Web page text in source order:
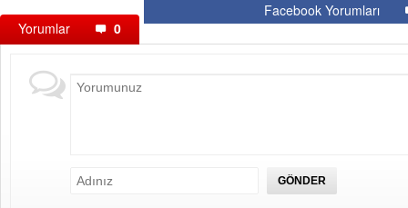
Yorumlar 0
Facebook Yorumları